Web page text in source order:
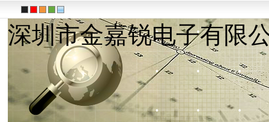
深圳市金嘉锐电子有限